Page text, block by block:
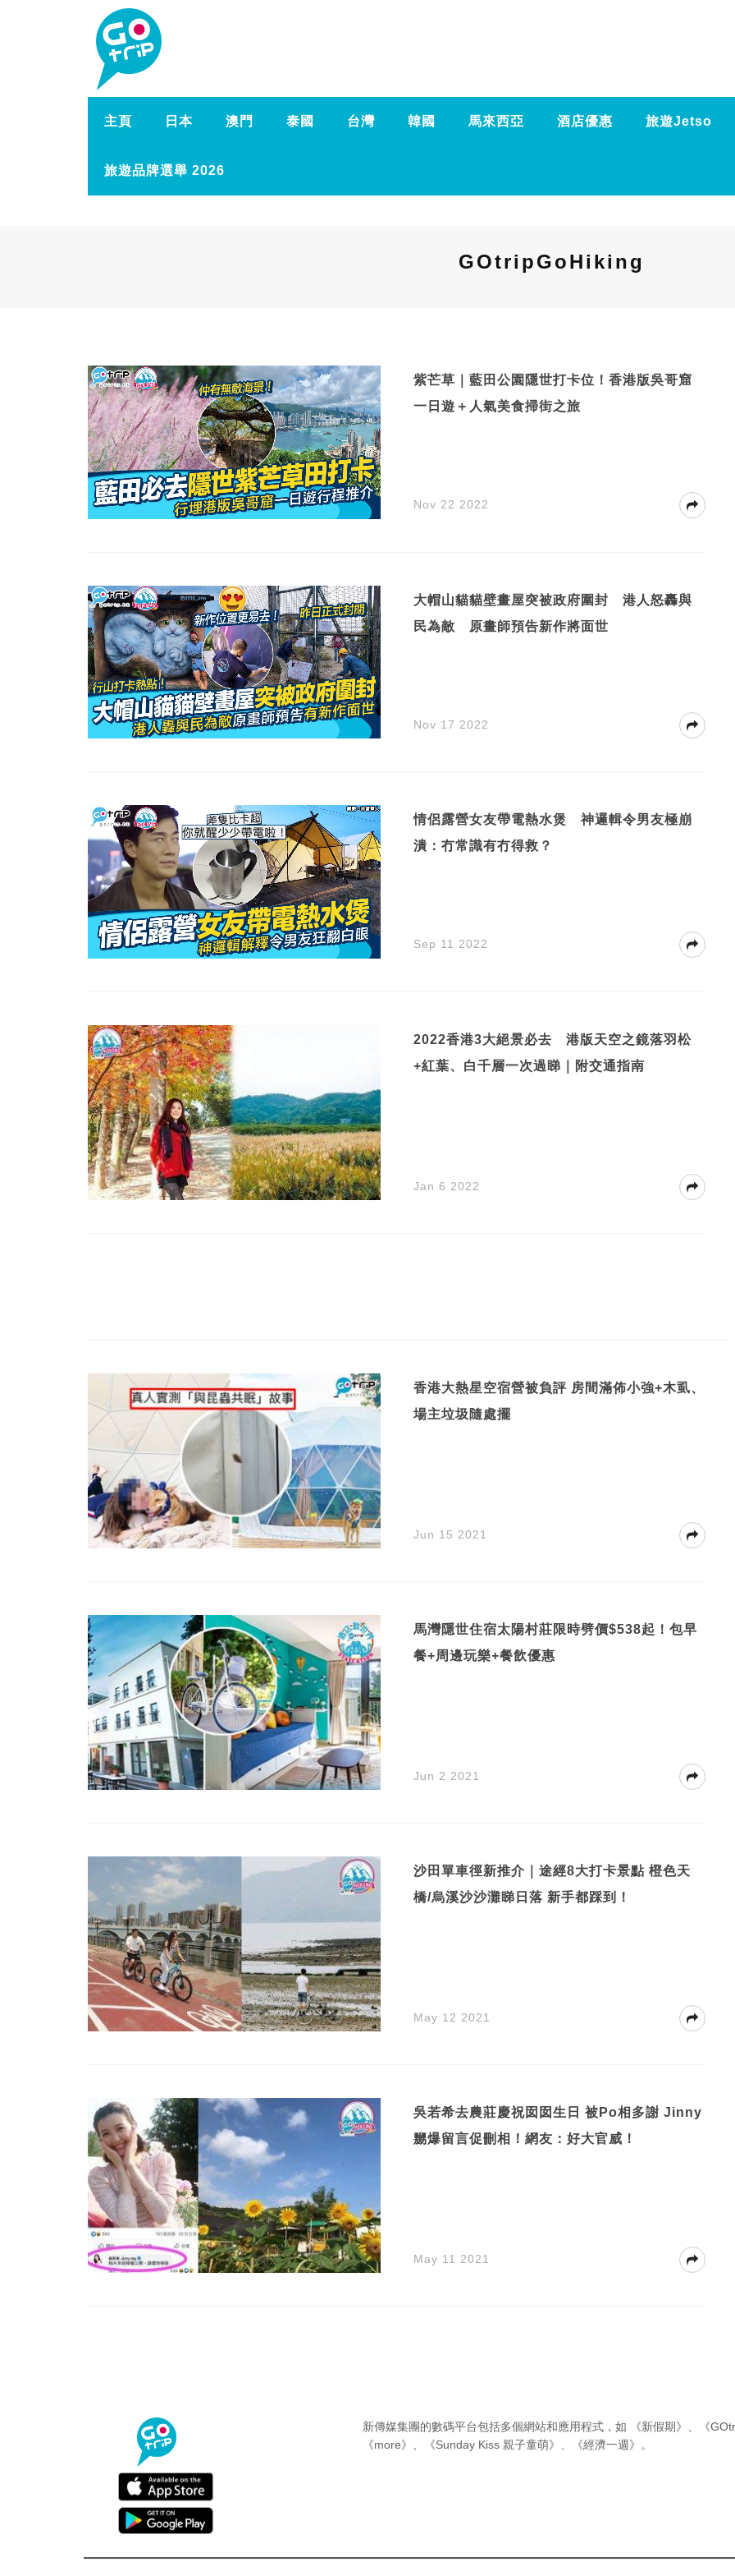
主頁 日本 澳門 泰國 台灣 韓國 馬來西亞 酒店優惠 旅遊Jetso
旅遊品牌選舉 2026
GOtripGoHiking
紫芒草｜藍田公園隱世打卡位！香港版吳哥窟
一日遊＋人氣美食掃街之旅
Nov 22 2022
大帽山貓貓壁畫屋突被政府圍封 港人怒轟與
民為敵 原畫師預告新作將面世
Nov 17 2022
情侶露營女友帶電熱水煲 神邏輯令男友極崩
潰：冇常識有冇得救？
Sep 11 2022
2022香港3大絕景必去 港版天空之鏡落羽松
+紅葉、白千層一次過睇｜附交通指南
Jan 6 2022
香港大熱星空宿營被負評 房間滿佈小強+木虱、
場主垃圾隨處擺
Jun 15 2021
馬灣隱世住宿太陽村莊限時劈價$538起！包早
餐+周邊玩樂+餐飲優惠
Jun 2 2021
沙田單車徑新推介｜途經8大打卡景點 橙色天
橋/烏溪沙沙灘睇日落 新手都踩到！
May 12 2021
吳若希去農莊慶祝囡囡生日 被Po相多謝 Jinny
嬲爆留言促刪相！網友：好大官威！
May 11 2021
新傳媒集團的數碼平台包括多個網站和應用程式，如 《新假期》
《
《more》
《Sunday Kiss 親子童萌》 《經濟一週》 。